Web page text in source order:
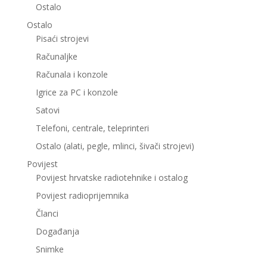
Ostalo
Ostalo
Pisaći strojevi
Računaljke
Računala i konzole
Igrice za PC i konzole
Satovi
Telefoni, centrale, teleprinteri
Ostalo (alati, pegle, mlinci, šivači strojevi)
Povijest
Povijest hrvatske radiotehnike i ostalog
Povijest radioprijemnika
Članci
Događanja
Snimke